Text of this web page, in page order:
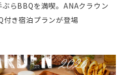
らBBQを満喫。ANAクラウン
付き宿泊プランが登場